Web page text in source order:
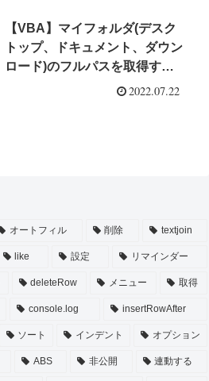
【VBA】マイフォルダ(デスク
トップ、ドキュメント、ダウン
ロード)のフルパスを取得する
2022.07.22
オートフィル 削除 textjoin
like 設定 リマインダー
deleteRow メニュー 取得
console.log insertRowAfter
ソート インデント オプション
ABS 非公開 連動する